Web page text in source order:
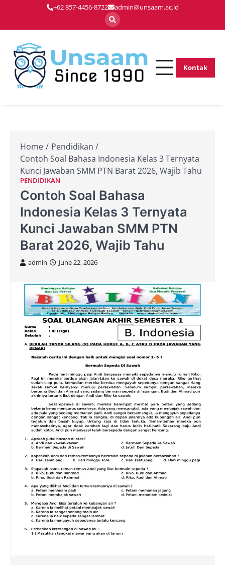
content
+62 857-4456-8722 admin@unsaam.ac.id
Membentuk
Kontak
Home
Pendidikan
Contoh Soal Bahasa Indonesia Kelas 3 Ternyata
Kunci Jawaban SMM PTN Barat 2026, Wajib Tahu
PENDIDIKAN
Contoh Soal Bahasa
Indonesia Kelas 3 Ternyata
Kunci Jawaban SMM PTN
Barat 2026, Wajib Tahu
admin June 22, 2026